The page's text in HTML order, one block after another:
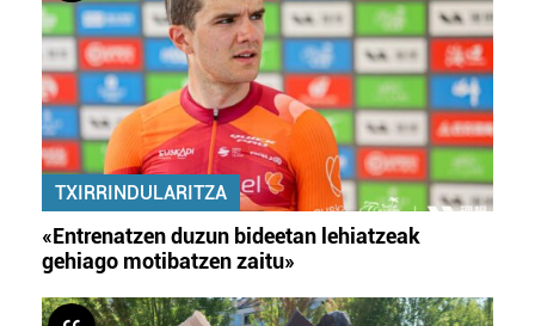
TXIRRINDULARITZA
«Entrenatzen duzun bideetan lehiatzeak
gehiago motibatzen zaitu»